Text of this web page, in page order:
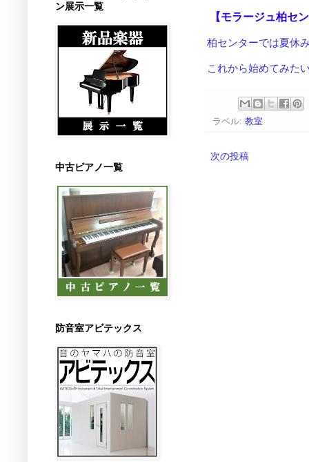
【モラージュ柏セ
柏センターでは夏休
これから始めてみた
ラベル: 教室
次の投稿
ン展示一覧
中古ピアノ一覧
防音室アビテックス